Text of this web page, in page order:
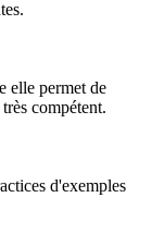
elle permet de
compétent.
d'exemples